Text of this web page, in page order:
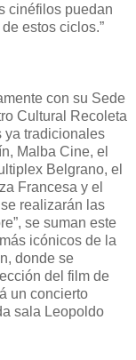
cinéfilos puedan
estos ciclos.”
con su Sede
Cultural Recoleta
ya tradicionales
Malba Cine, el
Belgrano, el
Francesa y el
realizarán las
se suman este
icónicos de la
donde se
del film de
un concierto
sala Leopoldo